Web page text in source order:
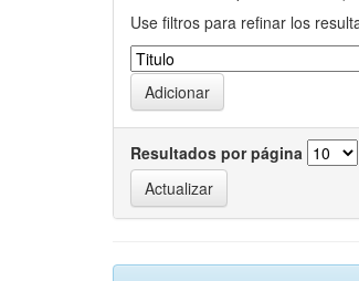
Use filtros para refinar los
Resultados por página